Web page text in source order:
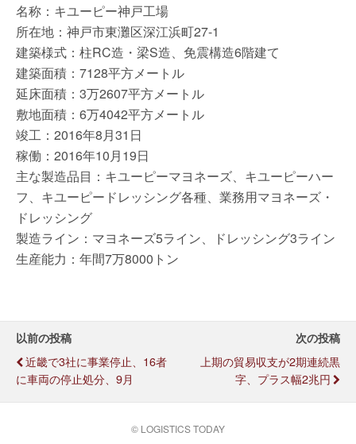
名称：キユーピー神戸工場
所在地：神戸市東灘区深江浜町27-1
建築様式：柱RC造・梁S造、免震構造6階建て
建築面積：7128平方メートル
延床面積：3万2607平方メートル
敷地面積：6万4042平方メートル
竣工：2016年8月31日
稼働：2016年10月19日
主な製造品目：キユーピーマヨネーズ、キユーピーハー
フ、キユーピードレッシング各種、業務用マヨネーズ・
ドレッシング
製造ライン：マヨネーズ5ライン、ドレッシング3ライン
生産能力：年間7万8000トン
以前の投稿
近畿で3社に事業停止、16者
に車両の停止処分、9月
次の投稿
上期の貿易収支が2期連続黒
字、プラス幅2兆円
© LOGISTICS TODAY